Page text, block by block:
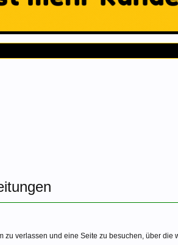
zu verlassen und eine Seite zu besuchen, über